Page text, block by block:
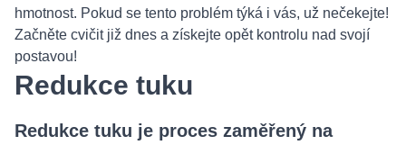
hmotnost. Pokud se tento problém týká i vás, už nečekejte!
Začněte cvičit již dnes a získejte opět kontrolu nad svojí
postavou!
Redukce tuku
Redukce tuku je proces zaměřený na